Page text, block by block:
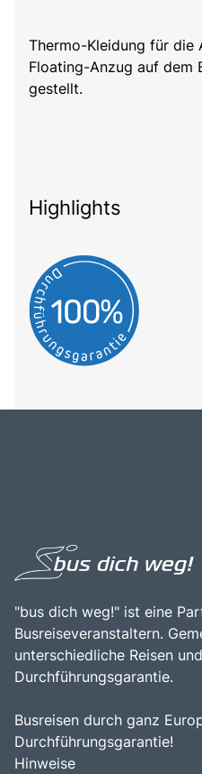
Thermo-Kleidung für
Floating-Anzug auf dem
gestellt.
Highlights
"bus dich weg!" ist eine
Busreiseveranstaltern.
unterschiedliche Reisen
Durchführungsgarantie.
Busreisen durch ganz
Durchführungsgarantie!
Hinweise